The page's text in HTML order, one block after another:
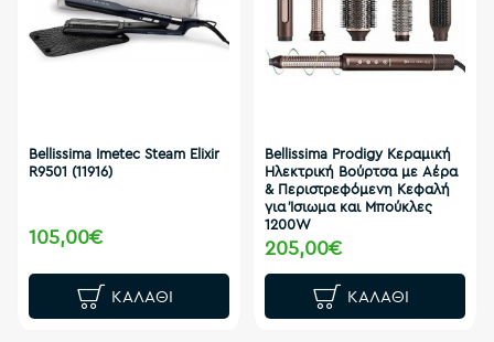
Bellissima Imetec Steam Elixir
R9501 (11916)
105,00€
ΚΑΛΆΘΙ
Bellissima Prodigy Κεραμική
Ηλεκτρική Βούρτσα με Αέρα
& Περιστρεφόμενη Κεφαλή
για Ίσιωμα και Μπούκλες
1200W
205,00€
ΚΑΛΆΘΙ